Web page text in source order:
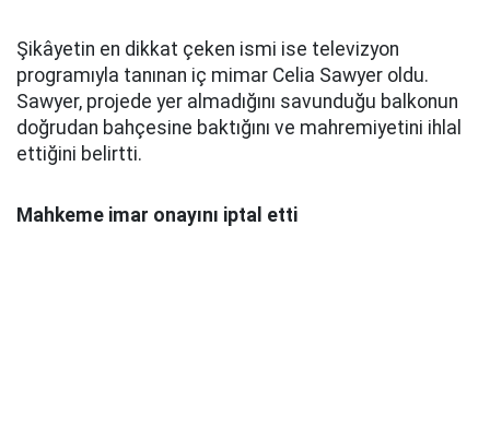
Şikâyetin en dikkat çeken ismi ise televizyon
programıyla tanınan iç mimar Celia Sawyer oldu.
Sawyer, projede yer almadığını savunduğu balkonun
doğrudan bahçesine baktığını ve mahremiyetini ihlal
ettiğini belirtti.
Mahkeme imar onayını iptal etti